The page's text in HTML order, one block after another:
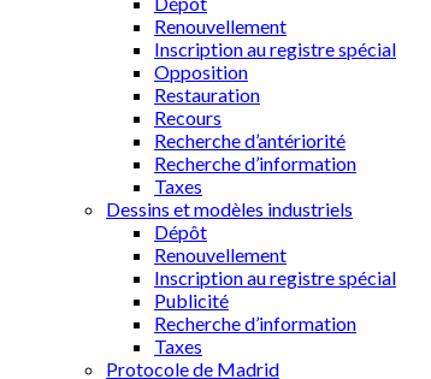
Renouvellement
Inscription au registre spécial
Opposition
Restauration
Recours
Recherche d’antériorité
Recherche d’information
Taxes
Dessins et modèles industriels
Dépôt
Renouvellement
Inscription au registre spécial
Publicité
Recherche d’information
Taxes
Protocole de Madrid